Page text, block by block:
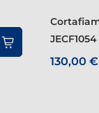
Cortafiambres Metálico
JECF1054
130,00 €